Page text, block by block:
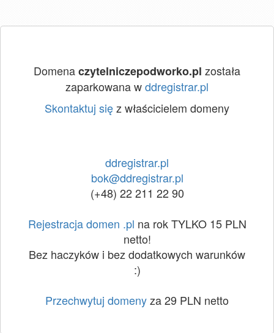
Domenaczytelniczepodworko.pl została
zaparkowana wddregistrar.pl
Skontaktuj sięz właścicielem domeny
ddregistrar.pl
bok@ddregistrar.pl
(+48) 22 211 22 90
Rejestracja domen .pl na rok TYLKO 15 PLN
netto!
Bez haczyków i bez dodatkowych warunków
:)
Przechwytuj domenyza 29 PLN netto